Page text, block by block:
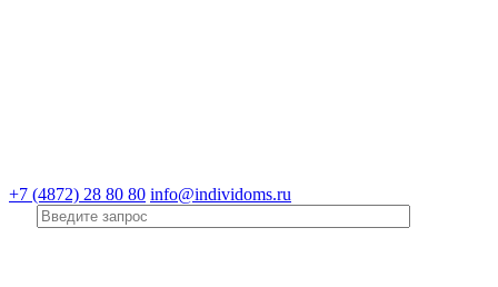
+7 (4872) 28 80 80 info@individoms.ru